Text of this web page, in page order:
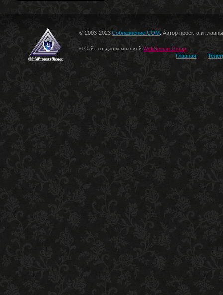
© 2003-2023 Соблазнение.COM . Автор проекта и
© Сайт создан компанией WebSecure Group
Главная